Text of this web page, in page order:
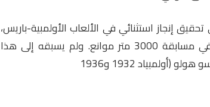
إنجاز استثنائي في الألعاب الأولمبية-باريس،
إذ حافظ على لقبه الأولمبي في مسابقة 3000 متر موانع. ولم يسبقه إلى هذا
(أولمبياد 1932 و1936